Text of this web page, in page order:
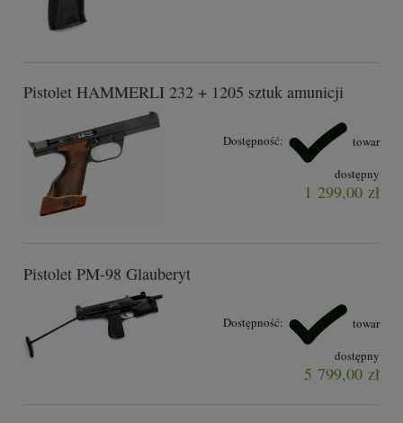
Pistolet HAMMERLI 232 + 1205 sztuk amunicji
Dostępność: towar
dostępny
1 299,00 zł
Pistolet PM-98 Glauberyt
Dostępność: towar
dostępny
5 799,00 zł